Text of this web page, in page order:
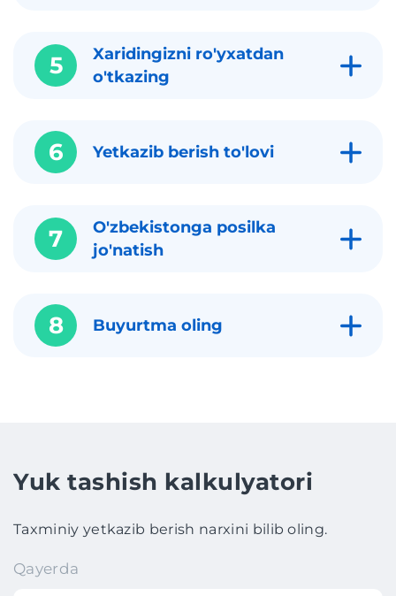
5
Xaridingizni ro'yxatdan
o'tkazing
6 Yetkazib berish to'lovi
7
O'zbekistonga posilka
jo'natish
8 Buyurtma oling
Yuk tashish kalkulyatori
Taxminiy yetkazib berish narxini bilib oling.
Qayerda